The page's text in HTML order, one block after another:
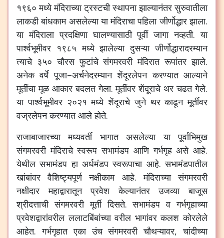
१९६० मध्ये मंदिराच्या ट्रस्टची स्थापना झाल्यानंतर सुरुवातीला
लाकडी बांधकाम असलेल्या या मंदिराचा पहिला जीर्णोद्धार झाला.
या मंदिराला प्रदक्षिणा घालण्यासाठी पूर्वी जागा नव्हती.या
पार्श्वभूमीवर १९८५ मध्ये झालेल्या दुसऱ्या जीर्णोद्धारादरम्यान
त्याचे ३५० चौरस फुटांचे संगमरवरी मंदिरात रूपांतर झाले.
अनेक वर्षे पूजा–अर्चनेदरम्यान शेंदूरलेपन करण्यात आल्याने
मूर्तीचा मूळ आकार बदलत गेला.मूर्तीवर शेंदूराचे थर चढत गेले.
या पार्श्वभूमीवर २०२१ मध्ये शेंदूराचे जुने थर काढून मूर्तीवर
वज्रलेपन करण्यात आले होते.
राजाबाजारच्या
मध्यवर्ती भागात असलेल्या या
पूर्वाभिमुख
संगमरवरी मंदिराचे स्वरूप सभामंडप आणि गर्भगृह असे आहे.
येथील सभामंडप हा अर्धमंडप स्वरूपाचा आहे.सभामंडपातील
खांबांवर वैशिष्ट्यपूर्ण नक्षीकाम आहे.मंदिराच्या संगमरवरी
नक्षीदार
महाद्वारातून प्रवेश केल्यानंतर उजव्या
बाजूस
श्रीदत्ताची संगमरवरी मूर्ती दिसते.सभामंडप व गर्भगृहाच्या
प्रवेशद्वारांवरील ललाटबिंबांच्या वरील भागांवर कलश कोरलेले
आहेत. गर्भगृहात एका उंच संगमरवरी चौथऱ्यावर,चांदीच्या